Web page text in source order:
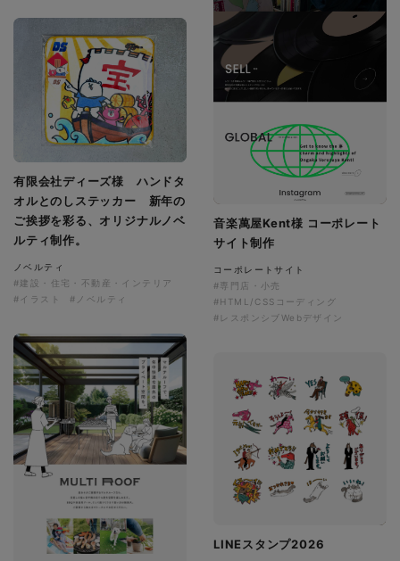
音楽萬屋Kent様 コーポレート
サイト制作
コーポレートサイト
#専門店・小売
#HTML/CSSコーディング
#レスポンシブWebデザイン
有限会社ディーズ様 ハンドタ
オルとのしステッカー 新年の
ご挨拶を彩る、オリジナルノベ
ルティ制作。
ノベルティ
#建設・住宅・不動産・インテリア
#イラスト
#ノベルティ
LINEスタンプ2026